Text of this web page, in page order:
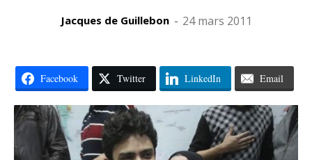
Jacques de Guillebon - 24 mars 2011
Facebook Twitter LinkedIn Email